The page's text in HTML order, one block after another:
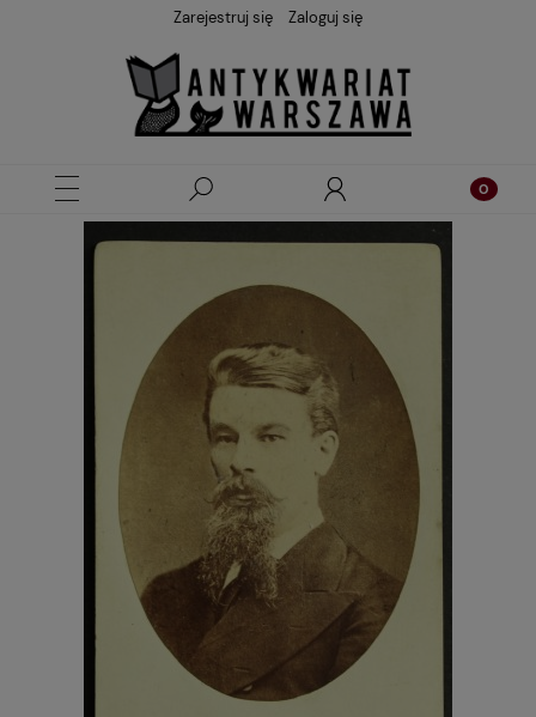
Zarejestruj się Zaloguj się